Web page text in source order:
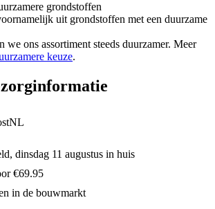
grondstoffen
uit grondstoffen met een duurzame
we ons assortiment steeds duurzamer. Meer
keuze.
dinsdag 11 augustus in huis
€69.95
in de bouwmarkt